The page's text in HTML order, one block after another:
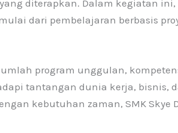
diterapkan. Dalam kegiatan
dari pembelajaran berbasis
program unggulan,
tantangan dunia kerja, bisnis,
kebutuhan zaman, SMK